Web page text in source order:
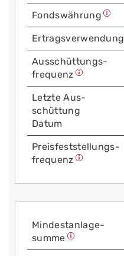
Fonds­währung
Ertrags­verwendung
Aus­schüttungs­
frequenz
Letzte Aus­
schüttung
Datum
Preis­fest­stellungs­
frequenz
Mindest­anlage­
summe